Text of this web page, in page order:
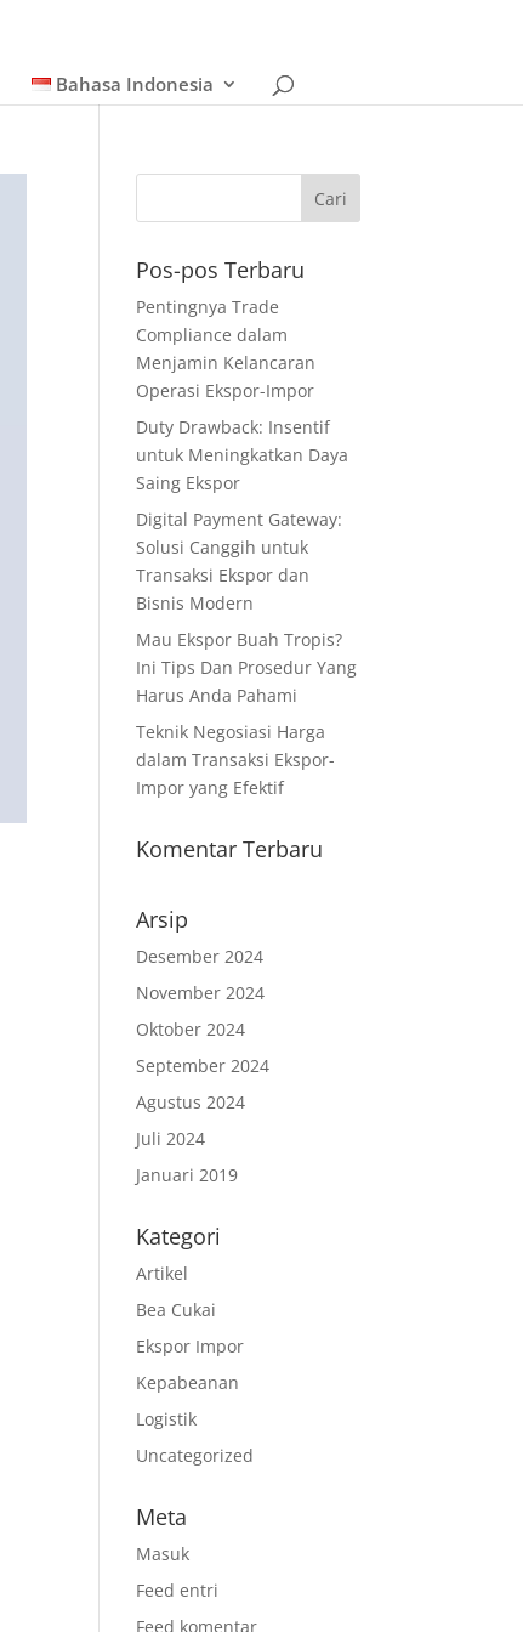
Bahasa Indonesia
Pos-pos Terbaru
Pentingnya Trade
Compliance dalam
Menjamin Kelancaran
Operasi Ekspor-Impor
Duty Drawback: Insentif
untuk Meningkatkan Daya
Saing Ekspor
Digital Payment Gateway:
Solusi Canggih untuk
Transaksi Ekspor dan
Bisnis Modern
Mau Ekspor Buah Tropis?
Ini Tips Dan Prosedur Yang
Harus Anda Pahami
Teknik Negosiasi Harga
dalam Transaksi Ekspor-
Impor yang Efektif
Komentar Terbaru
Arsip
Desember 2024
November 2024
Oktober 2024
September 2024
Agustus 2024
Juli 2024
Januari 2019
Kategori
Artikel
Bea Cukai
Ekspor Impor
Kepabeanan
Logistik
Uncategorized
Meta
Masuk
Feed entri
Feed komentar